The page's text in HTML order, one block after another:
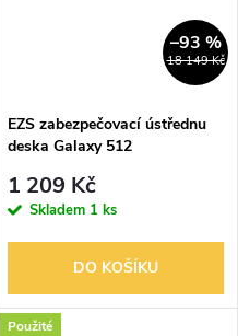
18 149 Kč
–93 %
EZS zabezpečovací ústřednu
deska Galaxy 512
1 209 Kč
Skladem 1 ks
DO KOŠÍKU
Použité